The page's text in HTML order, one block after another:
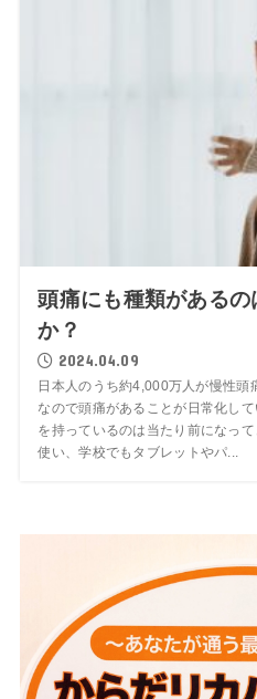
頭痛にも種類があるの
か？
2024.04.09
日本人のうち約4,000万人が慢性頭
なので頭痛があることが日常化し
を持っているのは当たり前になっ
使い、学校でもタブレットやパ...